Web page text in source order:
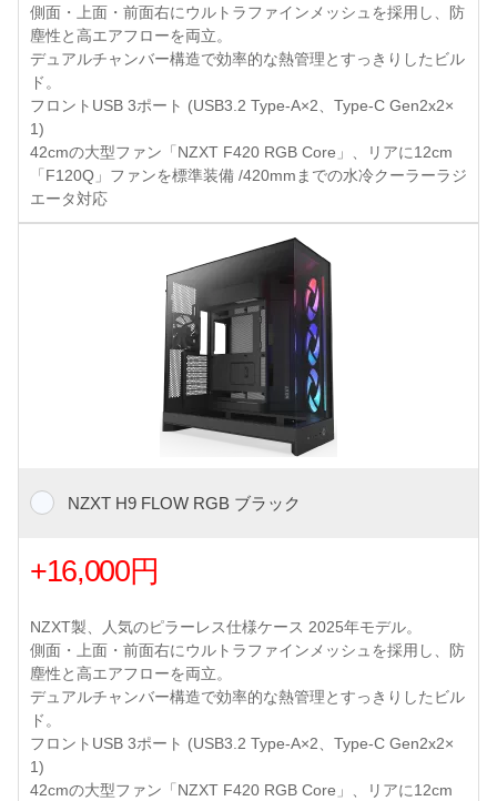
側面・上面・前面右にウルトラファインメッシュを採用し、防
塵性と高エアフローを両立。
デュアルチャンバー構造で効率的な熱管理とすっきりしたビル
ド。
フロントUSB 3ポート (USB3.2 Type-A×2、Type-C Gen2x2×
1)
42cmの大型ファン「NZXT F420 RGB Core」、リアに12cm
「F120Q」ファンを標準装備 /420mmまでの水冷クーラーラジ
エータ対応
NZXT H9 FLOW RGB ブラック
+16,000円
NZXT製、人気のピラーレス仕様ケース 2025年モデル。
側面・上面・前面右にウルトラファインメッシュを採用し、防
塵性と高エアフローを両立。
デュアルチャンバー構造で効率的な熱管理とすっきりしたビル
ド。
フロントUSB 3ポート (USB3.2 Type-A×2、Type-C Gen2x2×
1)
42cmの大型ファン「NZXT F420 RGB Core」、リアに12cm